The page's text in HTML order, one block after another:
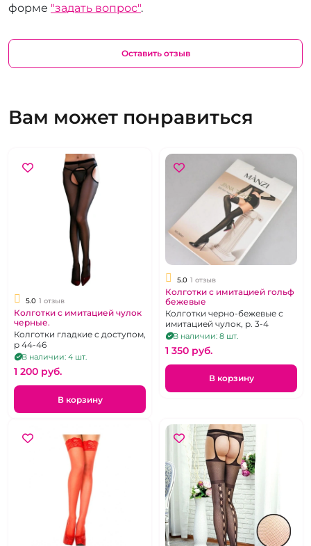
форме "задать вопрос".
Оставить отзыв
Вам может понравиться
5.0 1 отзыв
Колготки с имитацией чулок
черные.
Колготки гладкие с доступом,
р 44-46
В наличии: 4 шт.
1 200 pуб.
В корзину
5.0 1 отзыв
Колготки с имитацией гольф
бежевые
Колготки черно-бежевые с
имитацией чулок, р. 3-4
В наличии: 8 шт.
1 350 pуб.
В корзину